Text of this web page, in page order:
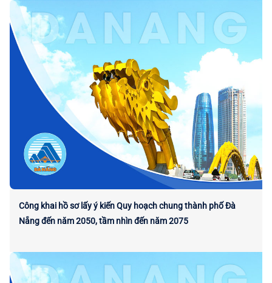
Công khai hồ sơ lấy ý kiến Quy hoạch chung thành phố Đà
Nẵng đến năm 2050, tầm nhìn đến năm 2075